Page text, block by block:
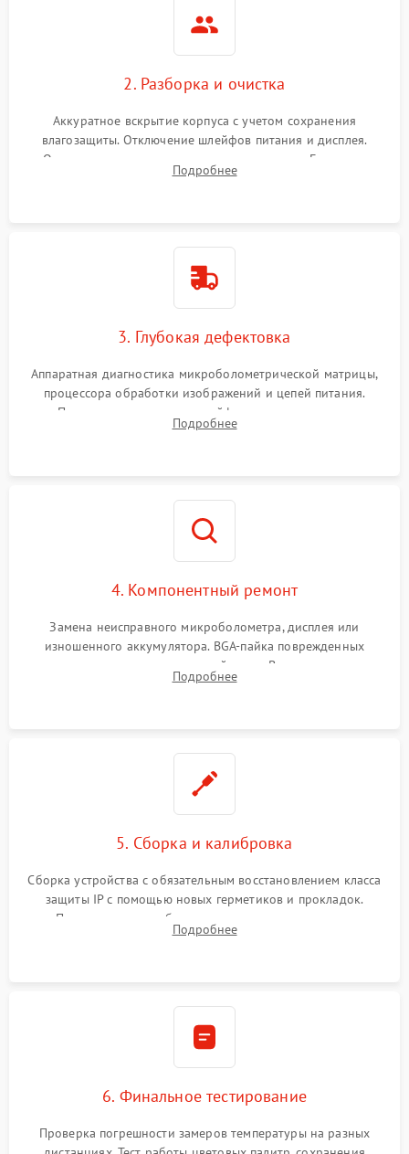
2. Разборка и очистка
Аккуратное вскрытие корпуса с учетом сохранения
влагозащиты. Отключение шлейфов питания и дисплея.
Очистка внутренних плат от окислов и пыли. Бережная
обработка германиевого объектива специализированными
Подробнее
3. Глубокая дефектовка
Аппаратная диагностика микроболометрической матрицы,
процессора обработки изображений и цепей питания.
Проверка целостности шлейфов, модуля памяти и
интерфейсов связи. Выявление сгоревших SMD-компонентов
Подробнее
4. Компонентный ремонт
Замена неисправного микроболометра, дисплея или
изношенного аккумулятора. BGA-пайка поврежденных
контроллеров на материнской плате. Восстановление
разъемов и кнопок, замена поврежденных элементов
Подробнее
5. Сборка и калибровка
Сборка устройства с обязательным восстановлением класса
защиты IP с помощью новых герметиков и прокладок.
Программная калибровка матрицы по эталонному
абсолютно черному телу для точного измерения температур.
Подробнее
6. Финальное тестирование
Проверка погрешности замеров температуры на разных